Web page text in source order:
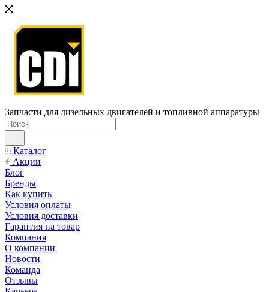
Запчасти для дизельных двигателей и топливной аппаратуры
Каталог
Акции
Блог
Бренды
Как купить
Условия оплаты
Условия доставки
Гарантия на товар
Компания
О компании
Новости
Команда
Отзывы